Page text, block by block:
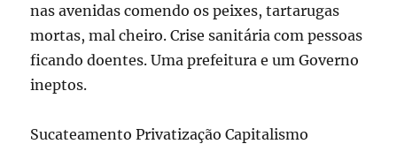
nas avenidas comendo os peixes, tartarugas
mortas, mal cheiro. Crise sanitária com pessoas
ficando doentes. Uma prefeitura e um Governo
ineptos.
Sucateamento Privatização Capitalismo